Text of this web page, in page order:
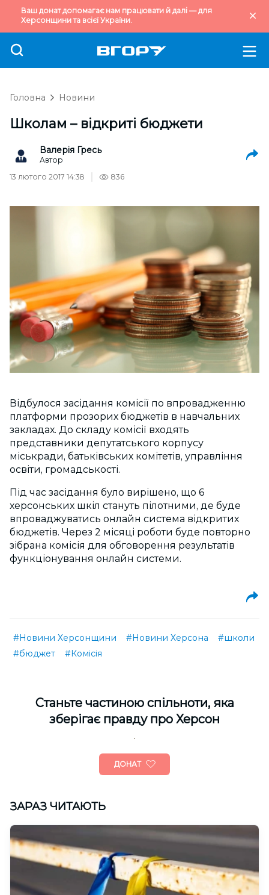
Ваш донат допомагає нам працювати й далі — для
Херсонщини та всієї України.
Головна Новини
Школам – відкриті бюджети
Валерія Гресь
Автор
13 лютого 2017 14:38
836
Відбулося засідання комісії по впровадженню
платформи прозорих бюджетів в навчальних
закладах. До складу комісії входять
представники депутатського корпусу
міськради, батьківських комітетів, управління
освіти, громадськості.
Під час засідання було вирішено, що 6
херсонських шкіл стануть пілотними, де буде
впроваджуватись онлайн система відкритих
бюджетів. Через 2 місяці роботи буде повторно
зібрана комісія для обговорення результатів
функціонування онлайн системи.
#Новини Херсонщини #Новини Херсона
#школи
#бюджет
#Комісія
Cтаньте частиною спільноти, яка
зберігає правду про Херсон
ДОНАТ
ЗАРАЗ ЧИТАЮТЬ